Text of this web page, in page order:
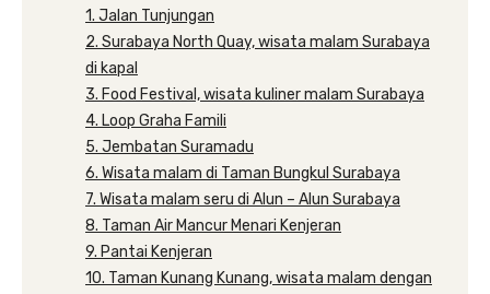
1. Jalan Tunjungan
2. Surabaya North Quay, wisata malam Surabaya
di kapal
3. Food Festival, wisata kuliner malam Surabaya
4. Loop Graha Famili
5. Jembatan Suramadu
6. Wisata malam di Taman Bungkul Surabaya
7. Wisata malam seru di Alun – Alun Surabaya
8. Taman Air Mancur Menari Kenjeran
9. Pantai Kenjeran
10. Taman Kunang Kunang, wisata malam dengan